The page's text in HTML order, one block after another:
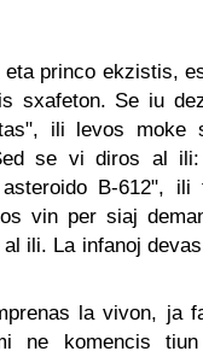
princo ekzistis,
sxafeton. Se iu
ili levos moke
se vi diros al
B-612", ili
vin per siaj
ili. La infanoj
la vivon, ja
ne komencis